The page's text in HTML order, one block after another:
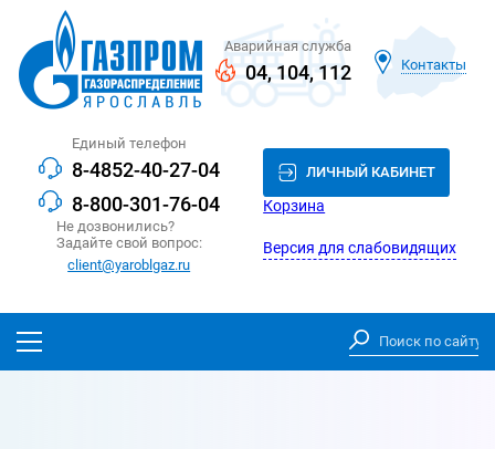
Аварийная служба
04,104,112 Контакты
Единый телефон
8-4852-40-27-04
8-800-301-76-04
Не дозвонились?
Задайте свой вопрос:
client@yaroblgaz.ru
ЛИЧНЫЙ КАБИНЕТ
Корзина
Версия для слабовидящих